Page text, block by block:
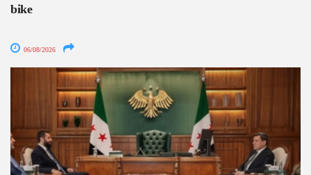
bike
06/08/2026